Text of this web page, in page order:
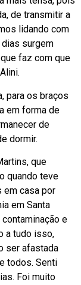
de transmitir a
lidando com
surgem
faz com que
para os braços
em forma de
de
dormir.
que
quando teve
em casa por
em Santa
e
a tudo isso,
ser afastada
todos. Senti
Foi muito